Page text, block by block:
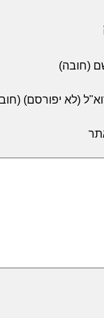
(חובה)
(לא יפורסם)